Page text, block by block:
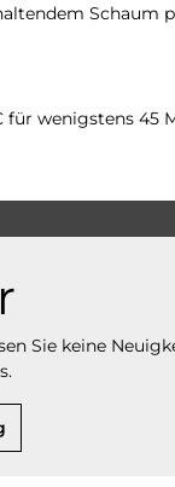
Schaum
wenigstens 45
Sie keine